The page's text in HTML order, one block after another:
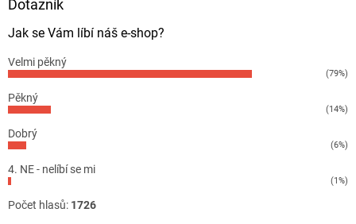
Dotazník
Jak se Vám líbí náš e-shop?
Velmi pěkný
(79%)
Pěkný
(14%)
Dobrý
(6%)
4. NE - nelíbí se mi
(1%)
Počet hlasů: 1726